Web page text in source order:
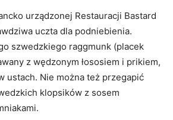
urządzonej⁢ Restauracji​ Bastard
uczta ‌dla podniebienia.
szwedzkiego raggmunk‌ (placek
z wędzonym⁢ łososiem i prikiem,
ustach. Nie można ⁣też‍ przegapić
klopsików ⁤z sosem‌